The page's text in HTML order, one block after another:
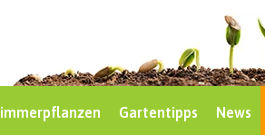
Gartentipps News